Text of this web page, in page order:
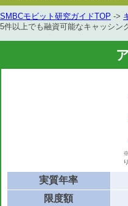
ホー
ム
消費者
金融
中小消費者
金融
SMBCモビット研究ガイドTOP ->
5件以上でも融資可能なキャッシン
※
実質年率
限度額